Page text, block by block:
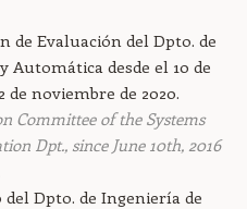
de Evaluación del Dpto. de
Automática desde el 10 de
de noviembre de 2020.
Committee of the Systems
Dpt., since June 10th, 2016
Dpto. de Ingeniería de